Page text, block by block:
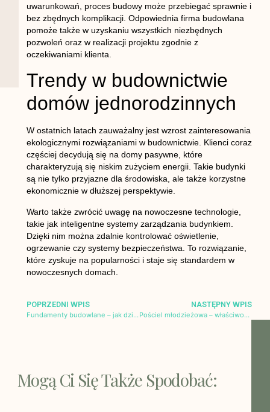
uwarunkowań, proces budowy może przebiegać sprawnie i
bez zbędnych komplikacji. Odpowiednia firma budowlana
pomoże także w uzyskaniu wszystkich niezbędnych
pozwoleń oraz w realizacji projektu zgodnie z
oczekiwaniami klienta.
Trendy w budownictwie
domów jednorodzinnych
W ostatnich latach zauważalny jest wzrost zainteresowania
ekologicznymi rozwiązaniami w budownictwie. Klienci coraz
częściej decydują się na domy pasywne, które
charakteryzują się niskim zużyciem energii. Takie budynki
są nie tylko przyjazne dla środowiska, ale także korzystne
ekonomicznie w dłuższej perspektywie.
Warto także zwrócić uwagę na nowoczesne technologie,
takie jak inteligentne systemy zarządzania budynkiem.
Dzięki nim można zdalnie kontrolować oświetlenie,
ogrzewanie czy systemy bezpieczeństwa. To rozwiązanie,
które zyskuje na popularności i staje się standardem w
nowoczesnych domach.
POPRZEDNI WPIS
Fundamenty budowlane – jak działają i dlaczego warto
NASTĘPNY WPIS
Pościel młodzieżowa – właściwości, zastosowania i opinie użytkowników
Mogą Ci Się Także Spodobać: